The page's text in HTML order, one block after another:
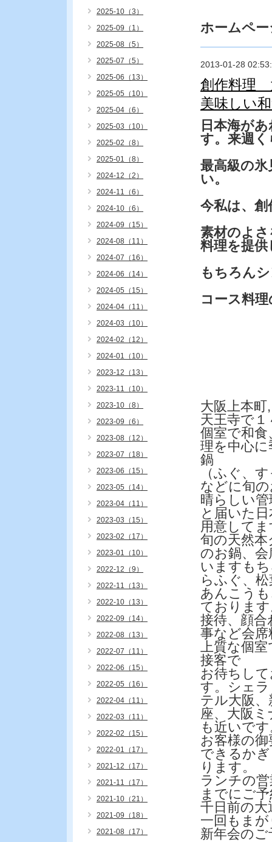
ホームペ
2013-01-28
創作料理
美味しい
日本海が
す。来週
最高級の
い。
今私は、
素材のよ
料理を提
もちろん
コース料
大阪上本
天王寺で１
個室で和食
理を中心
鍋
（ふぐ、
などに旬
晴らしい
と届いた
用意して
旬の天然本
のお鍋、
いますも
らふぐ、
あんこう
ておりま
接待、顔合
事など会
上質な個室
接客で
お待ちし
す。シェ
テル大阪、
座、大阪
も近いで
お客様の
できるか
ります。
ランチの
までにご
千日前の
一回もま
新年会の
2025-10（3）
2025-09（1）
2025-08（5）
2025-07（5）
2025-06（13）
2025-05（10）
2025-04（6）
2025-03（10）
2025-02（8）
2025-01（8）
2024-12（2）
2024-11（6）
2024-10（6）
2024-09（15）
2024-08（11）
2024-07（16）
2024-06（14）
2024-05（15）
2024-04（11）
2024-03（10）
2024-02（12）
2024-01（10）
2023-12（13）
2023-11（10）
2023-10（8）
2023-09（6）
2023-08（12）
2023-07（18）
2023-06（15）
2023-05（14）
2023-04（11）
2023-03（15）
2023-02（17）
2023-01（10）
2022-12（9）
2022-11（13）
2022-10（13）
2022-09（14）
2022-08（13）
2022-07（11）
2022-06（15）
2022-05（16）
2022-04（11）
2022-03（11）
2022-02（15）
2022-01（17）
2021-12（17）
2021-11（17）
2021-10（21）
2021-09（18）
2021-08（17）